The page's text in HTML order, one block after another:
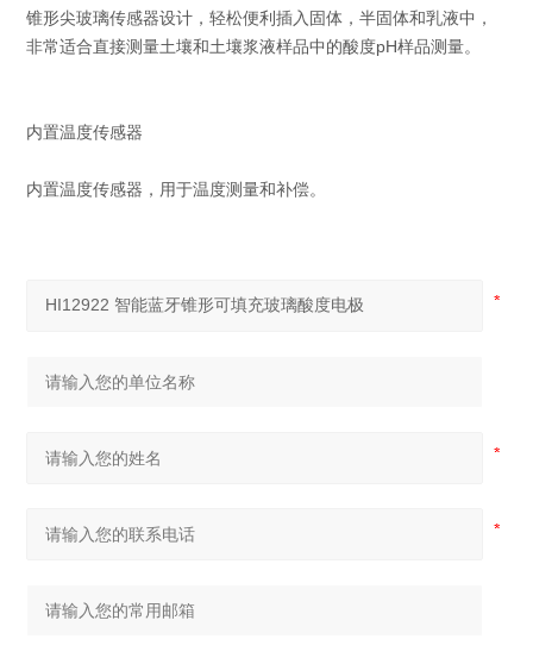
锥形尖玻璃传感器设计，轻松便利插入固体，半固体和乳液中，
非常适合直接测量土壤和土壤浆液样品中的酸度pH样品测量。
内置温度传感器
内置温度传感器，用于温度测量和补偿。